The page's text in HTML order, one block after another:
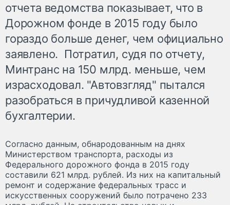
отчета ведомства показывает, что в
Дорожном фонде в 2015 году было
гораздо больше денег, чем официально
заявлено. Потратил, судя по отчету,
Минтранс на 150 млрд. меньше, чем
израсходовал. "Автовзгляд" пытался
разобраться в причудливой казенной
бухгалтерии.
Согласно данным, обнародованным на днях
Министерством транспорта, расходы из
Федерального дорожного фонда в 2015 году
составили 621 млрд. рублей. Из них на капитальный
ремонт и содержание федеральных трасс и
искусственных сооружений было потрачено 233